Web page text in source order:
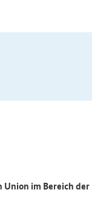
Union im Bereich der